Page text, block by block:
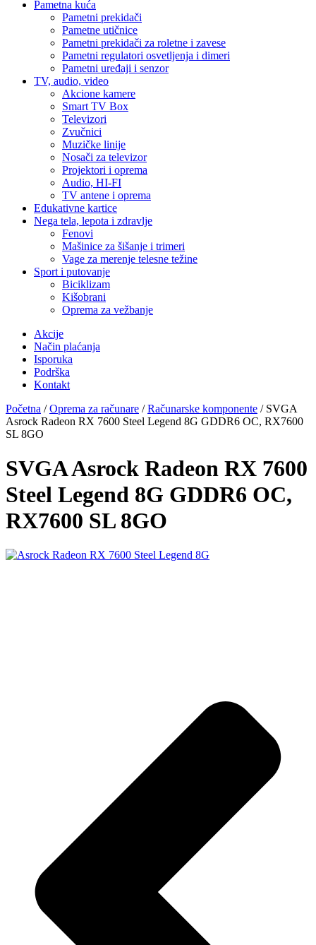
Pametna kuća
Pametni prekidači
Pametne utičnice
Pametni prekidači za roletne i zavese
Pametni regulatori osvetljenja i dimeri
Pametni uređaji i senzor
TV, audio, video
Akcione kamere
Smart TV Box
Televizori
Zvučnici
Muzičke linije
Nosači za televizor
Projektori i oprema
Audio, HI-FI
TV antene i oprema
Edukativne kartice
Nega tela, lepota i zdravlje
Fenovi
Mašinice za šišanje i trimeri
Vage za merenje telesne težine
Sport i putovanje
Biciklizam
Kišobrani
Oprema za vežbanje
Akcije
Način plaćanja
Isporuka
Podrška
Kontakt
Početna /Oprema za računare /Računarske komponente / SVGA
Asrock Radeon RX 7600 Steel Legend 8G GDDR6 OC, RX7600
SL 8GO
SVGA Asrock Radeon RX 7600
Steel Legend 8G GDDR6 OC,
RX7600 SL 8GO